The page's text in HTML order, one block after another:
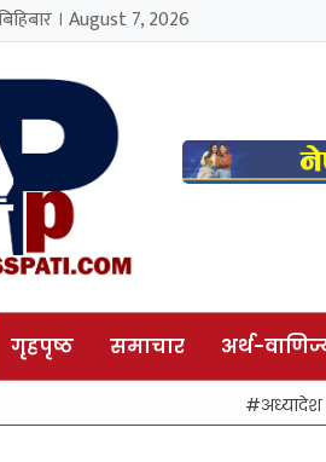
। August 7, 2026
गृहपृष्ठ समाचार अर्थ-
अध्यादेश